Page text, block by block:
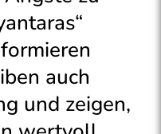
auch
und zeigen,